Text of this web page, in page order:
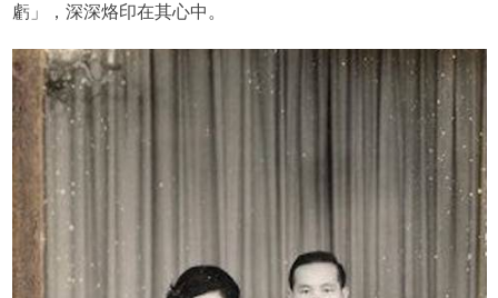
虧」，深深烙印在其心中。